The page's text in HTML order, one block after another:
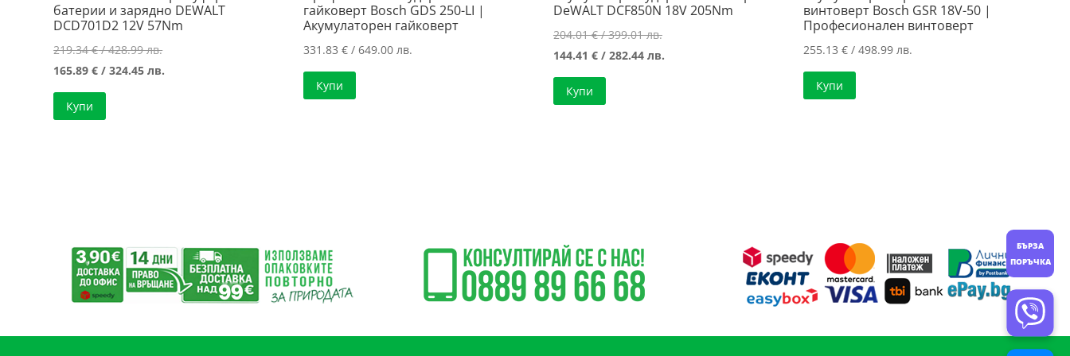
батерии и зарядно DEWALT
DCD701D2 12V 57Nm
219.34€/ 428.99 лв.Original
price
165.89€ / 324.45 лв.
Купи
гайковерт Bosch GDS 250-LI |
Акумулаторен гайковерт
331.83€ / 649.00 лв.
Купи
DeWALT DCF850N 18V 205Nm
204.01€/ 399.01 лв.Original
price
144.41 €/ 282.44 лв.Текущата
Купи
винтоверт Bosch GSR 18V-50 |
Професионален винтоверт
255.13 €/ 498.99 лв.
Купи
БЪРЗА
ПОРЪЧКА